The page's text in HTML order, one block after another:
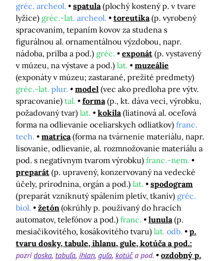
gréc. archeol.
spatula (plochý kostený p. v tvare
lyžice) gréc.-lat. archeol. toreutika (p. vyrobený
spracovaním, tepaním kovov za studena s
figurálnou al. ornamentálnou výzdobou, napr.
nádoba, prilba a pod.) gréc. exponát (p. vystavený
v múzeu, na výstave a pod.) lat.
muzeálie
(exponáty v múzeu; zastarané, prežité predmety)
gréc.-lat. plur. model (vec ako predloha pre výtv.
spracovanie) tal. forma (p., kt. dáva veci, výrobku,
požadovaný tvar) lat. kokila (liatinová al. oceľová
forma na odlievanie oceliarskych odliatkov) franc.
tech.
matrica (forma na tvárnenie materiálu, napr.
lisovanie, odlievanie, al. rozmnožovanie materiálu a
pod. s negatívnym tvarom výrobku) franc.-nem.
preparát (p. upravený, konzervovaný na vedecké
účely, prírodnina, orgán a pod.) lat.
spodogram
(preparát vzniknutý spálením pletív, tkanív) gréc.
biol.
žetón (okrúhly p. používaný do hracích
automatov, telefónov a pod.) franc. lunula (p.
mesiačikovitého, kosákovitého tvaru) lat. odb.
p.
tvaru dosky, tabule, ihlanu, gule, kotúča a pod.:
pozridoska tabuľa ihlan guľa kotúč a pod.
ozdobný p.